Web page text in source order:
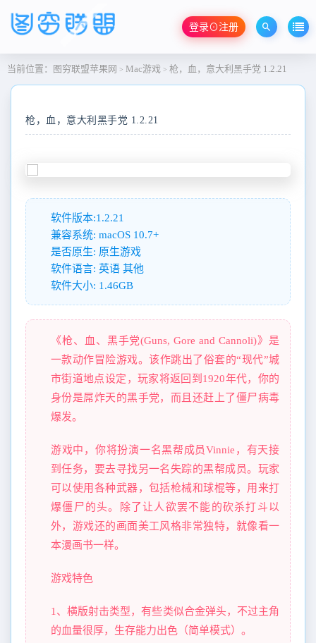
登录⊙注册
当前位置： 图穷联盟苹果网 > Mac游戏 > 枪，血，意大利黑手党 1.2.21
枪，血，意大利黑手党 1.2.21
软件版本:1.2.21
兼容系统: macOS 10.7+
是否原生: 原生游戏
软件语言: 英语 其他
软件大小: 1.46GB
《枪、血、黑手党(Guns, Gore and Cannoli)》是
一款动作冒险游戏。该作跳出了俗套的“现代”城
市街道地点设定，玩家将返回到1920年代，你的
身份是屌炸天的黑手党，而且还赶上了僵尸病毒
爆发。
游戏中，你将扮演一名黑帮成员Vinnie，有天接
到任务，要去寻找另一名失踪的黑帮成员。玩家
可以使用各种武器，包括枪械和球棍等，用来打
爆僵尸的头。除了让人欲罢不能的砍杀打斗以
外，游戏还的画面美工风格非常独特，就像看一
本漫画书一样。
游戏特色
1、横版射击类型，有些类似合金弹头，不过主角
的血量很厚，生存能力出色（简单模式）。